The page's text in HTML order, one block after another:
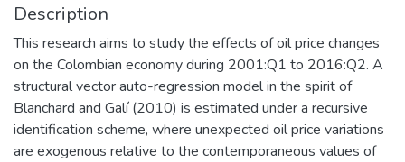
Description
This research aims to study the effects of oil price changes
on the Colombian economy during 2001:Q1 to 2016:Q2. A
structural vector auto-regression model in the spirit of
Blanchard and Galí (2010) is estimated under a recursive
identification scheme, where unexpected oil price variations
are exogenous relative to the contemporaneous values of